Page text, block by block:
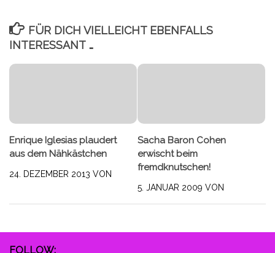
FÜR DICH VIELLEICHT EBENFALLS
INTERESSANT …
Enrique Iglesias plaudert
aus dem Nähkästchen
24. DEZEMBER 2013 VON
Sacha Baron Cohen
erwischt beim
fremdknutschen!
5. JANUAR 2009 VON
FOLLOW: